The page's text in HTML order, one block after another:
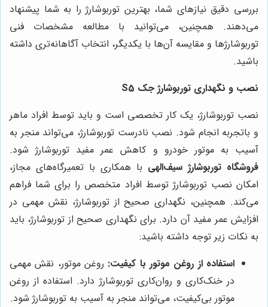
بررسی دقیق نیازهای شما، بهترین توربوشارژ را به شما پیشنهاد
می‌دهند. همچنین، می‌توانید با مطالعه مشخصات فنی
توربوشارژها و مقایسه آن‌ها با یکدیگر، انتخاب آگاهانه‌تری داشته
باشید.
نصب و نگهداری توربوشارژ جک S5
نصب توربوشارژ، یک کار تخصصی است و باید توسط افراد ماهر
و باتجربه انجام شود. نصب نادرست توربوشارژ، می‌تواند منجر به
آسیب به موتور خودرو و کاهش عمر مفید توربوشارژ شود.
فروشگاه توربوشارژ سیف‌الهی با همکاری با تعمیرگاه‌های مجاز،
امکان نصب توربوشارژ توسط افراد متخصص را برای شما فراهم
می‌کند. همچنین، نگهداری صحیح از توربوشارژ، نقش مهمی در
افزایش عمر مفید آن دارد. برای نگهداری صحیح از توربوشارژ، باید
به نکات زیر توجه داشته باشید:
استفاده از روغن موتور با کیفیت: روغن موتور، نقش مهمی
در خنک‌کاری و روان‌کاری توربوشارژ دارد. استفاده از روغن
موتور بی‌کیفیت، می‌تواند منجر به آسیب به توربوشارژ شود.